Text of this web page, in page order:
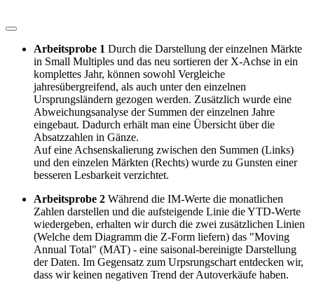
Arbeitsprobe 1 Durch die Darstellung der einzelnen Märkte
in Small Multiples und das neu sortieren der X-Achse in ein
komplettes Jahr, können sowohl Vergleiche
jahresübergreifend, als auch unter den einzelnen
Ursprungsländern gezogen werden. Zusätzlich wurde eine
Abweichungsanalyse der Summen der einzelnen Jahre
eingebaut. Dadurch erhält man eine Übersicht über die
Absatzzahlen in Gänze.
Auf eine Achsenskalierung zwischen den Summen (Links)
und den einzelen Märkten (Rechts) wurde zu Gunsten einer
besseren Lesbarkeit verzichtet.
Arbeitsprobe 2 Während die IM-Werte die monatlichen
Zahlen darstellen und die aufsteigende Linie die YTD-Werte
wiedergeben, erhalten wir durch die zwei zusätzlichen Linien
(Welche dem Diagramm die Z-Form liefern) das "Moving
Annual Total" (MAT) - eine saisonal-bereinigte Darstellung
der Daten. Im Gegensatz zum Urpsrungschart entdecken wir,
dass wir keinen negativen Trend der Autoverkäufe haben.